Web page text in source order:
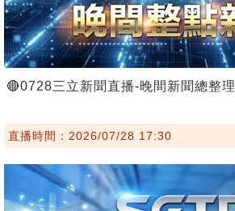
🔴0728三立新聞直播-晚間新聞總整理
直播時間：2026/07/28 17:30